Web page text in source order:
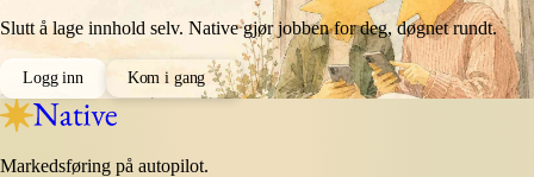
Slutt å lage innhold selv. Native gjør jobben for deg, døgnet rundt.
Logg inn Kom i gang
Markedsføring på autopilot.